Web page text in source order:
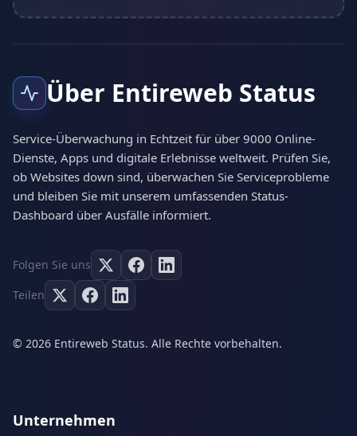
Über Entireweb Status
Service-Überwachung in Echtzeit für über 9000 Online-
Dienste, Apps und digitale Erlebnisse weltweit. Prüfen Sie,
ob Websites down sind, überwachen Sie Serviceprobleme
und bleiben Sie mit unserem umfassenden Status-
Dashboard über Ausfälle informiert.
Folgen Sie uns
Teilen
© 2026 Entireweb Status. Alle Rechte vorbehalten.
Unternehmen